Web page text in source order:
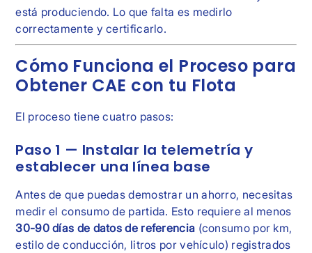
está produciendo. Lo que falta es medirlo
correctamente y certificarlo.
Cómo Funciona el Proceso para
Obtener CAE con tu Flota
El proceso tiene cuatro pasos:
Paso 1 — Instalar la telemetría y
establecer una línea base
Antes de que puedas demostrar un ahorro, necesitas
medir el consumo de partida. Esto requiere al menos
30-90 días de datos de referencia (consumo por km,
estilo de conducción, litros por vehículo) registrados